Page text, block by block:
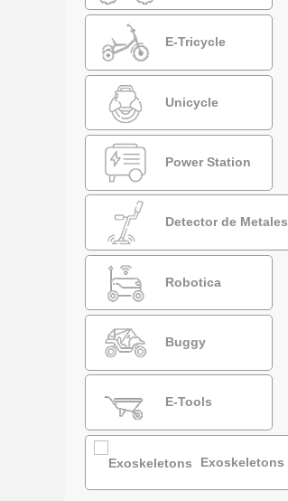
E-Tricycle
Unicycle
Power Station
Detector de Metales
Robotica
Buggy
E-Tools
Exoskeletons